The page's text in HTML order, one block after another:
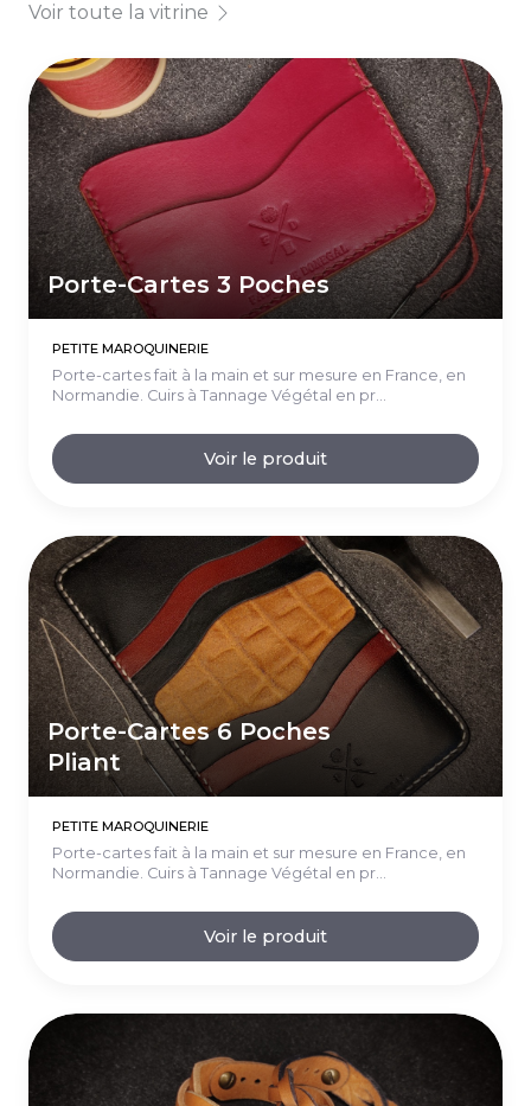
Voir toute la vitrine
Porte-Cartes 3 Poches
PETITE MAROQUINERIE
Porte-cartes fait à la main et sur mesure en France, en
Normandie. Cuirs à Tannage Végétal en pr...
Voir le produit
Porte-Cartes 6 Poches
Pliant
PETITE MAROQUINERIE
Porte-cartes fait à la main et sur mesure en France, en
Normandie. Cuirs à Tannage Végétal en pr...
Voir le produit